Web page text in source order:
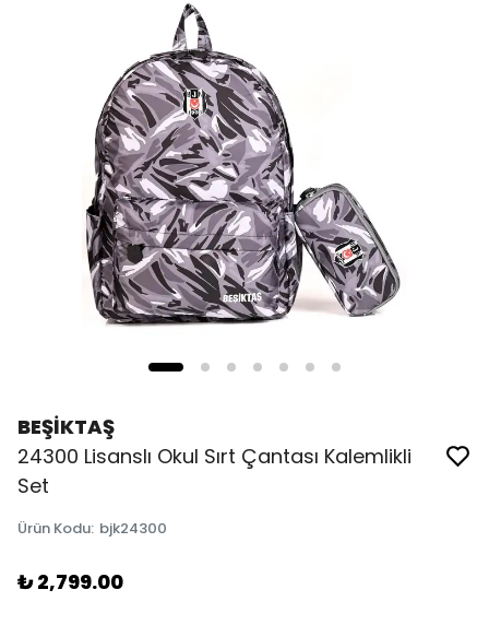
BEŞİKTAŞ
24300 Lisanslı Okul Sırt Çantası Kalemlikli
Set
Ürün Kodu: bjk24300
₺ 2,799.00